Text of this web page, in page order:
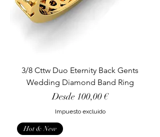
3/8 Cttw Duo Eternity Back Gents
Wedding Diamond Band Ring
Desde 100,00 €
Precio de oferta
Impuesto excluido
Hot & New